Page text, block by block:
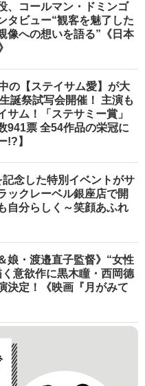
、コールマン・ドミンゴ
タビュー“観客を魅了した
像への想いを語る”《日本
の【ステイサム愛】が大
誕祭試写会開催！ 主演も
サム！「ステサミー賞」
941票 全54作品の栄冠に
!?】
念した特別イベントがサ
ックレーベル銀座店で開
分らしく～笑顔あふれ
娘・渡邉直子監督》“女性
意欲作に黒木瞳・西岡德
決定！《映画『月がみて